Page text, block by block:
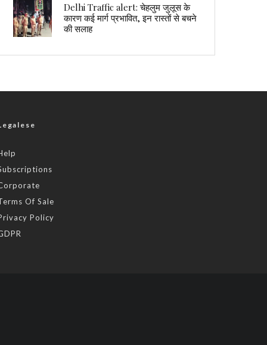
Delhi Traffic alert: चेहलुम जुलूस के
कारण कई मार्ग प्रभावित, इन रास्तों से बचने
की सलाह
Of Sale
Policy